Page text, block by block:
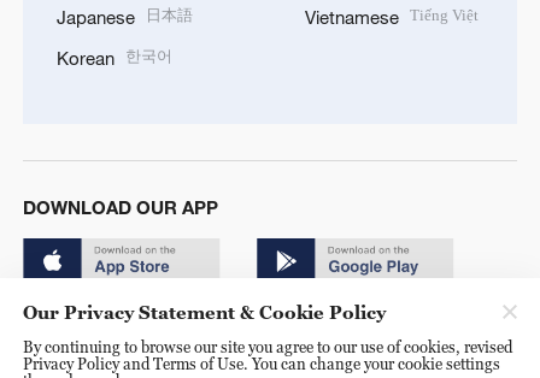
Japanese 日本語
Korean 한국어
Vietnamese Tiếng Việt
DOWNLOAD OUR APP
Our Privacy Statement & Cookie Policy
By continuing to browse our site you agree to our use of cookies, revised
Privacy Policy and Terms of Use. You can change your cookie settings